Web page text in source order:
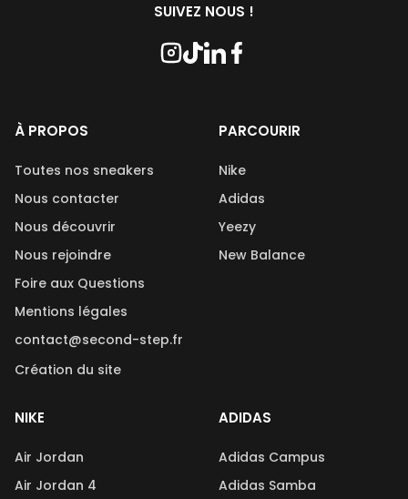
SUIVEZ NOUS !
À PROPOS
Toutes nos sneakers
Nous contacter
Nous découvrir
Nous rejoindre
Foire aux Questions
Mentions légales
contact@second-step.fr
Création du site
PARCOURIR
Nike
Adidas
Yeezy
New Balance
NIKE
Air Jordan
Air Jordan 4
ADIDAS
Adidas Campus
Adidas Samba